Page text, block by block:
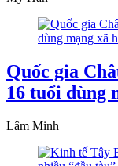
Quốc gia
16 tuổi dùng
Lâm Minh